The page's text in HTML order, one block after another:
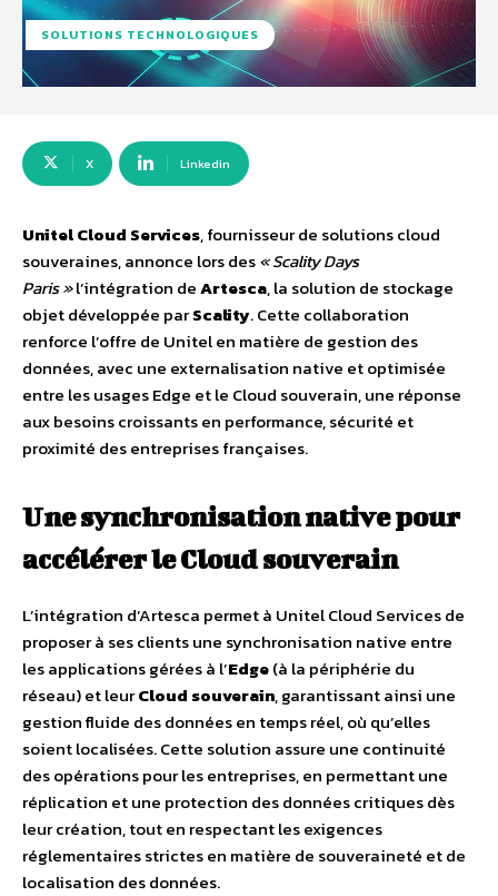
SOLUTIONS TECHNOLOGIQUES
X Linkedin
Unitel Cloud Services, fournisseur de solutions cloud
souveraines, annonce lors des« Scality Days
Paris »l’intégration deArtesca, la solution de stockage
objet développée parScality. Cette collaboration
renforce l’offre de Unitel en matière de gestion des
données, avec une externalisation native et optimisée
entre les usages Edge et le Cloud souverain, une réponse
aux besoins croissants en performance, sécurité et
proximité des entreprises françaises.
Une synchronisation native pour
accélérer le Cloud souverain
L’intégration d’Artesca permet à Unitel Cloud Services de
proposer à ses clients une synchronisation native entre
les applications gérées à l’Edge(à la périphérie du
réseau) et leurCloud souverain, garantissant ainsi une
gestion fluide des données en temps réel, où qu’elles
soient localisées. Cette solution assure une continuité
des opérations pour les entreprises, en permettant une
réplication et une protection des données critiques dès
leur création, tout en respectant les exigences
réglementaires strictes en matière de souveraineté et de
localisation des données.